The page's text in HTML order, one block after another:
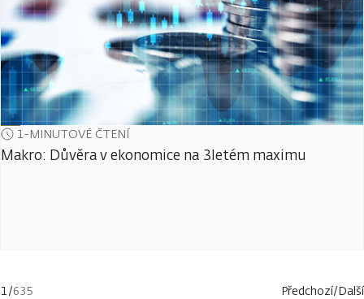
1-MINUTOVÉ ČTENÍ
Makro: Důvěra v ekonomice na 3letém maximu
1/635 Předchozí/Další